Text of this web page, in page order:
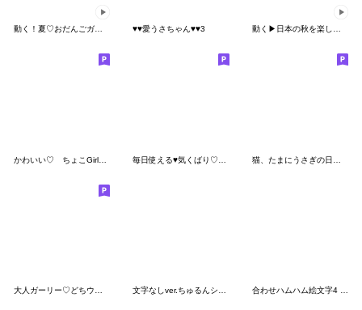
動く！夏♡おだんごガール♡ ♥️♥️愛うさちゃん♥️♥️3 動く▶︎日本の秋を楽しむ♪絵文字